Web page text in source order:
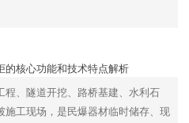
的核心功能和技术特点解析
程、隧道开挖、路桥基建、水利石
施工现场，是民爆器材临时储存、现